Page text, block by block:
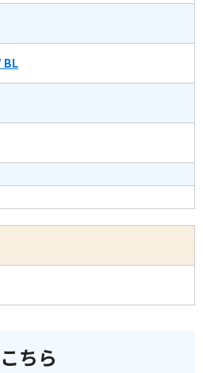
BL
ちら